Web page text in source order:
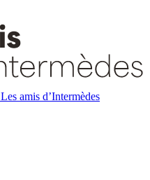
Les amis d’Intermèdes